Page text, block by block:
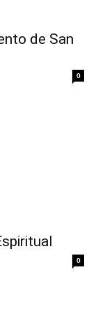
de San
0
0